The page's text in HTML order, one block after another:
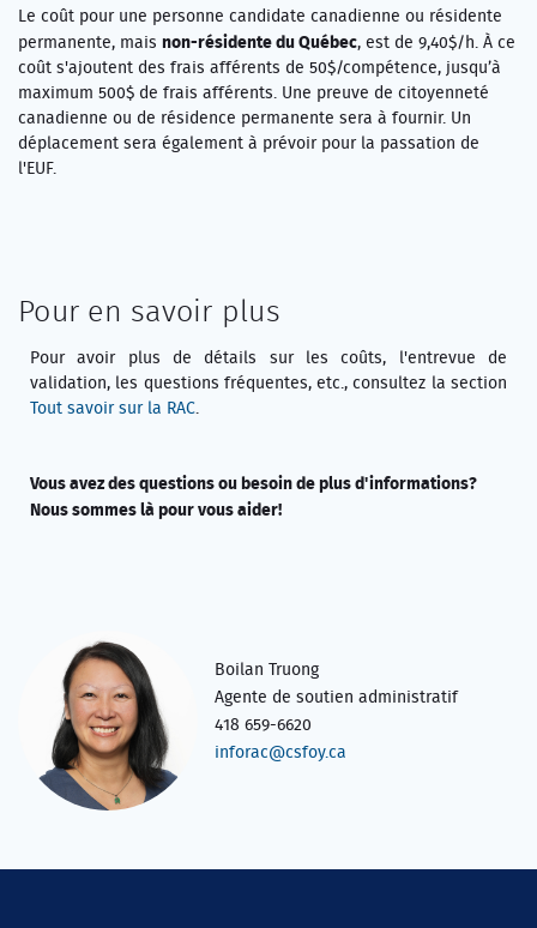
Le coût pour une personne candidate canadienne ou résidente
permanente, mais non-résidente du Québec, est de 9,40$/h. À ce
coût s'ajoutent des frais afférents de 50$/compétence, jusqu’à
maximum 500$ de frais afférents. Une preuve de citoyenneté
canadienne ou de résidence permanente sera à fournir. Un
déplacement sera également à prévoir pour la passation de
l'EUF.
Pour en savoir plus
Pour avoir plus de détails sur les coûts, l'entrevue de
validation, les questions fréquentes, etc., consultez la section
Tout savoir sur la RAC.
Vous avez des questions ou besoin de plus d'informations?
Nous sommes là pour vous aider!
Boilan Truong
Agente de soutien administratif
418 659-6620
inforac@csfoy.ca